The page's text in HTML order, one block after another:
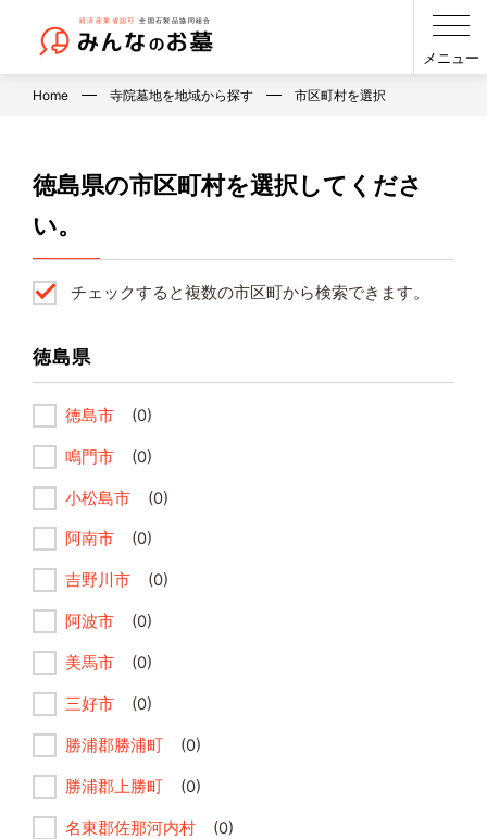
メニュー
Home 寺院墓地を地域から探す 市区町村を選択
徳島県の市区町村を選択してくださ
い。
チェックすると複数の市区町から検索できます。
徳島県
徳島市 (0)
鳴門市 (0)
小松島市 (0)
阿南市 (0)
吉野川市 (0)
阿波市 (0)
美馬市 (0)
三好市 (0)
勝浦郡勝浦町 (0)
勝浦郡上勝町 (0)
名東郡佐那河内村 (0)